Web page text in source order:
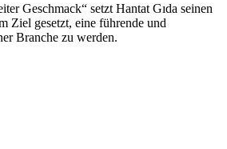
Geschmack“ setzt Hantat Gıda seinen
Ziel gesetzt, eine führende und
Branche zu werden.